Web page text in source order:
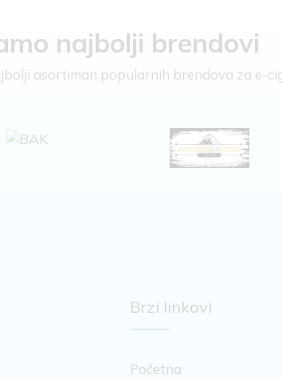
najbolji brendovi
asortiman popularnih brendova za e-
Brzi linkovi
Početna